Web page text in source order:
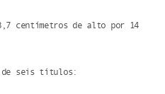
centímetros de alto por 14
de seis títulos: